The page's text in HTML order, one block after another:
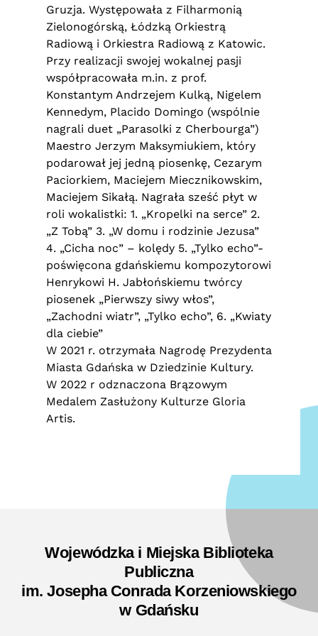
Gruzja. Występowała z Filharmonią
Zielonogórską, Łódzką Orkiestrą
Radiową i Orkiestra Radiową z Katowic.
Przy realizacji swojej wokalnej pasji
współpracowała m.in. z prof.
Konstantym Andrzejem Kulką, Nigelem
Kennedym, Placido Domingo (wspólnie
nagrali duet „Parasolki z Cherbourga”)
Maestro Jerzym Maksymiukiem, który
podarował jej jedną piosenkę, Cezarym
Paciorkiem, Maciejem Miecznikowskim,
Maciejem Sikałą. Nagrała sześć płyt w
roli wokalistki: 1. „Kropelki na serce” 2.
„Z Tobą” 3. „W domu i rodzinie Jezusa”
4. „Cicha noc” – kolędy 5. „Tylko echo”-
poświęcona gdańskiemu kompozytorowi
Henrykowi H. Jabłońskiemu twórcy
piosenek „Pierwszy siwy włos”,
„Zachodni wiatr”, „Tylko echo”, 6. „Kwiaty
dla ciebie”
W 2021 r. otrzymała Nagrodę Prezydenta
Miasta Gdańska w Dziedzinie Kultury.
W 2022 r odznaczona Brązowym
Medalem Zasłużony Kulturze Gloria
Artis.
Wojewódzka i Miejska Biblioteka
Publiczna
im. Josepha Conrada Korzeniowskiego
w Gdańsku